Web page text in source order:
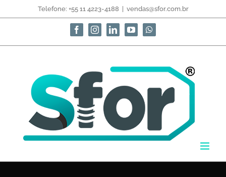
Telefone: +55 11 4223-4188 vendas@sfor.com.br